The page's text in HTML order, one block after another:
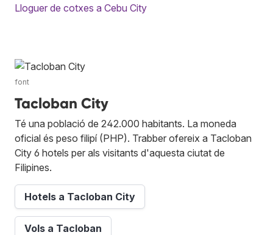
Lloguer de cotxes a Cebu City
font
Tacloban City
Té una població de 242.000 habitants. La moneda
oficial és peso filipí (PHP). Trabber ofereix a Tacloban
City 6 hotels per als visitants d'aquesta ciutat de
Filipines.
Hotels a Tacloban City
Vols a Tacloban